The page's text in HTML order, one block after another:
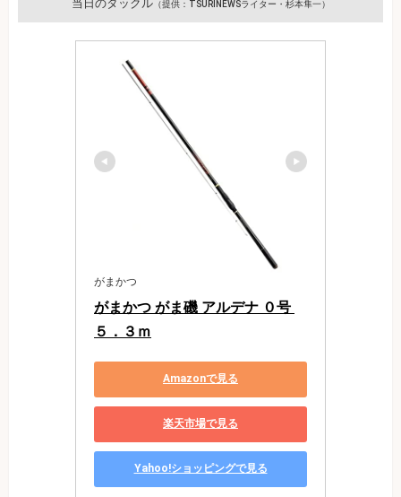
当日のタックル（提供：TSURINEWSライター・杉本隼一）
がまかつ
がまかつ がま磯 アルデナ ０号
５．３ｍ
Amazonで見る
楽天市場で見る
Yahoo!ショッピングで見る